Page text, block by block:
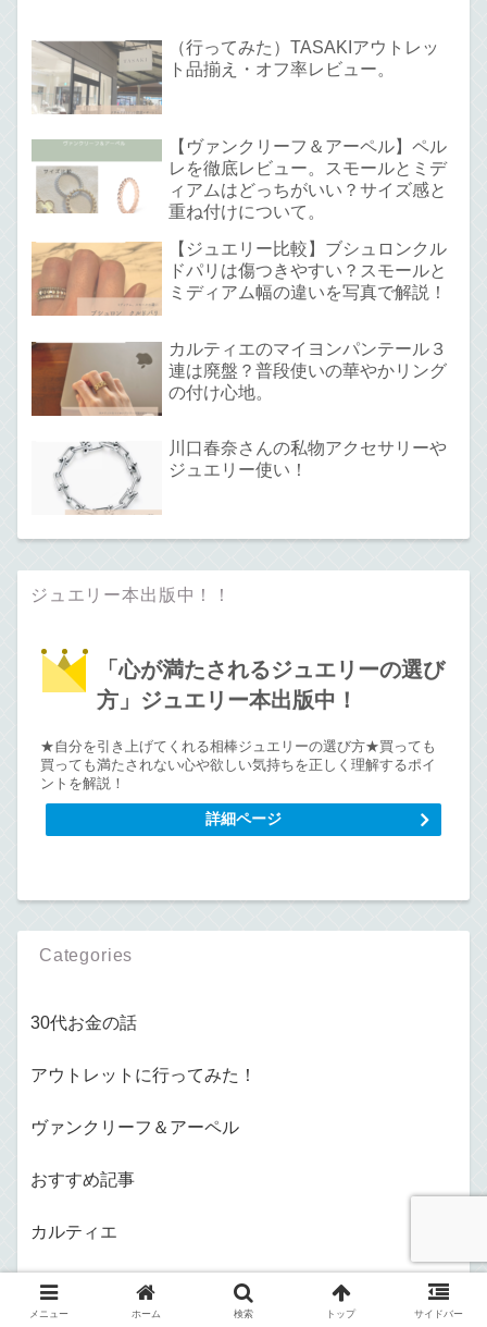
（行ってみた）TASAKIアウトレッ
ト品揃え・オフ率レビュー。
【ヴァンクリーフ＆アーペル】ペル
レを徹底レビュー。スモールとミデ
ィアムはどっちがいい？サイズ感と
重ね付けについて。
【ジュエリー比較】ブシュロンクル
ドパリは傷つきやすい？スモールと
ミディアム幅の違いを写真で解説！
カルティエのマイヨンパンテール３
連は廃盤？普段使いの華やかリング
の付け心地。
川口春奈さんの私物アクセサリーや
ジュエリー使い！
ジュエリー本出版中！！
「心が満たされるジュエリーの選び
方」ジュエリー本出版中！
★自分を引き上げてくれる相棒ジュエリーの選び方★買っても
買っても満たされない心や欲しい気持ちを正しく理解するポイ
ントを解説！
詳細ページ
Categories
30代お金の話
アウトレットに行ってみた！
ヴァンクリーフ＆アーペル
おすすめ記事
カルティエ
ご自愛アイテム
メニュー ホーム 検索 トップ サイドバー